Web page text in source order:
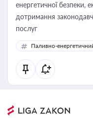
енергетичної безпеки,
дотримання
послуг
Паливно-